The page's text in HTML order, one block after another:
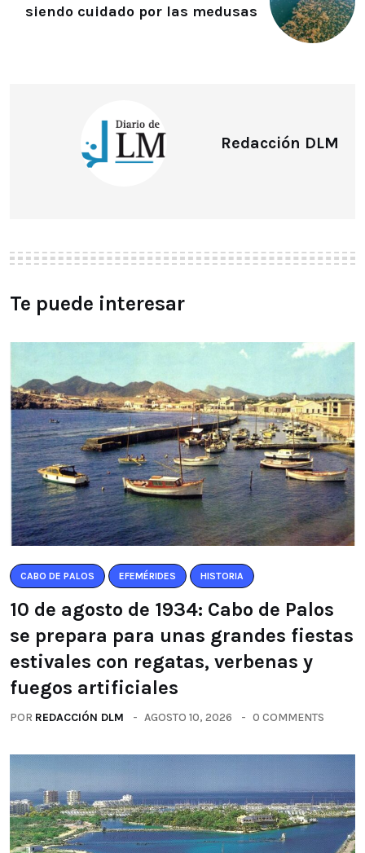
siendo cuidado por las medusas
Redacción DLM
Te puede interesar
CABO DE PALOS EFEMÉRIDES HISTORIA
10 de agosto de 1934: Cabo de Palos
se prepara para unas grandes fiestas
estivales con regatas, verbenas y
fuegos artificiales
POR REDACCIÓN DLM AGOSTO 10, 2026 0 COMMENTS